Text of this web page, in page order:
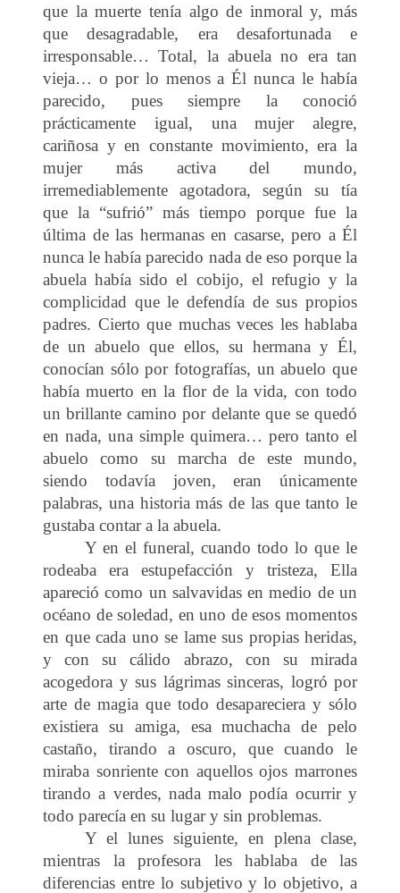
que la muerte tenía algo de inmoral y, más
que desagradable, era desafortunada e
irresponsable… Total, la abuela no era tan
vieja… o por lo menos a Él nunca le había
parecido, pues siempre la conoció
prácticamente igual, una mujer alegre,
cariñosa y en constante movimiento, era la
mujer más activa del mundo,
irremediablemente agotadora, según su tía
que la “sufrió” más tiempo porque fue la
última de las hermanas en casarse, pero a Él
nunca le había parecido nada de eso porque la
abuela había sido el cobijo, el refugio y la
complicidad que le defendía de sus propios
padres. Cierto que muchas veces les hablaba
de un abuelo que ellos, su hermana y Él,
conocían sólo por fotografías, un abuelo que
había muerto en la flor de la vida, con todo
un brillante camino por delante que se quedó
en nada, una simple quimera… pero tanto el
abuelo como su marcha de este mundo,
siendo todavía joven, eran únicamente
palabras, una historia más de las que tanto le
gustaba contar a la abuela.
Y en el funeral, cuando todo lo que le
rodeaba era estupefacción y tristeza, Ella
apareció como un salvavidas en medio de un
océano de soledad, en uno de esos momentos
en que cada uno se lame sus propias heridas,
y con su cálido abrazo, con su mirada
acogedora y sus lágrimas sinceras, logró por
arte de magia que todo desapareciera y sólo
existiera su amiga, esa muchacha de pelo
castaño, tirando a oscuro, que cuando le
miraba sonriente con aquellos ojos marrones
tirando a verdes, nada malo podía ocurrir y
todo parecía en su lugar y sin problemas.
Y el lunes siguiente, en plena clase,
mientras la profesora les hablaba de las
diferencias entre lo subjetivo y lo objetivo, a